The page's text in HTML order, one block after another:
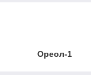
Ореол-1